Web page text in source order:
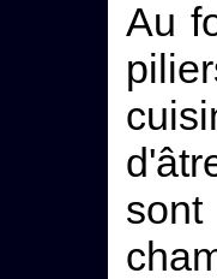
Au